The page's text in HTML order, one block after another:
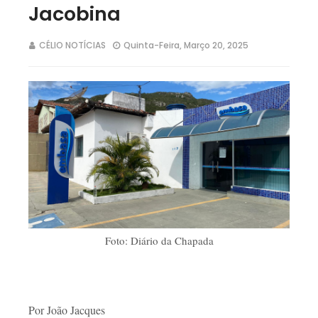
Jacobina
CÉLIO NOTÍCIAS Quinta-Feira, Março 20, 2025
Foto: Diário da Chapada
Por João Jacques